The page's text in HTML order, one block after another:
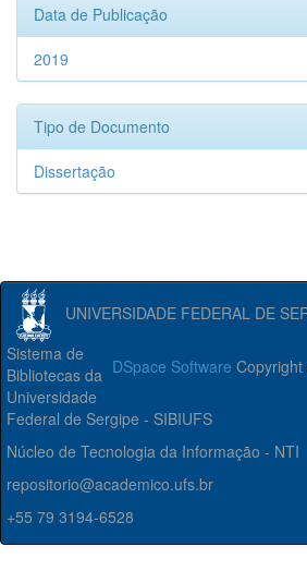
Data de Publicação
2019
Tipo de Documento
Dissertação
UNIVERSIDADE FEDERAL DE
DSpace Software
Sistema de
Bibliotecas da
Universidade
Federal de Sergipe - SIBIUFS
Núcleo de Tecnologia da Informação - NTI
repositorio@academico.ufs.br
+55 79 3194-6528